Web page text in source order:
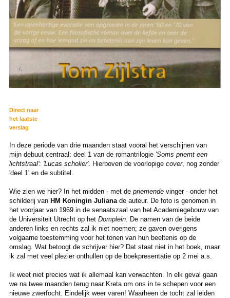
Direct naar
het laatste
verslag
In deze periode van drie maanden staat vooral het verschijnen van
mijn debuut centraal: deel 1 van de romantrilogie 'Soms priemt een
lichtstraal': 'Lucas scholier'. Hierboven de voorlopige cover, nog zonder
'deel 1' en de subtitel.
Wie zien we hier? In het midden - met de priemendevinger - onder het
schilderij van HM Koningin Julianade auteur. De foto is genomen in
het voorjaar van 1969 in de senaatszaal van het Academiegebouw van
de Universiteit Utrecht op hetDomplein. De namen van de beide
anderen links en rechts zal ik niet noemen; ze gaven overigens
volgaarne toestemming voor het tonen van hun beeltenis op de
omslag. Wat betoogt de schrijver hier? Dat staat niet in het boek, maar
ik zal met veel plezier onthullen op de boekpresentatie op 2 mei a.s.
Ik weet niet precies wat ik allemaal kan verwachten. In elk geval gaan
we na twee maanden terug naar Kreta om ons in te schepen voor een
nieuwe zwerfocht. Eindelijk weer varen! Waarheen de tocht zal leiden